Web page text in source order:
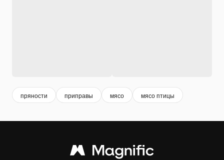
пряности приправы мясо мясо птицы